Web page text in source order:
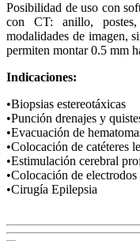
Posibilidad de uso con
con CT: anillo,
modalidades de imagen,
permiten montar 0.5 mm
Indicaciones:
•Biopsias estereotáxicas
•Punción drenajes y
•Evacuación de
•Colocación de catéteres
•Estimulación cerebral
•Colocación de electrodos
•Cirugía Epilepsia